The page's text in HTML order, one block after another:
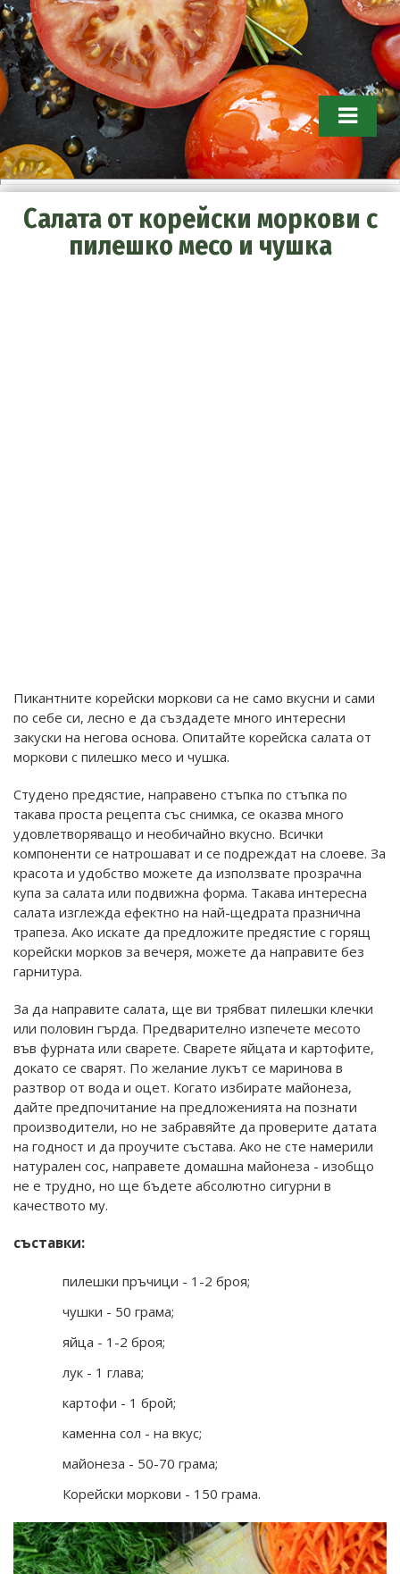
Tomathouse.com. Съвети за
градинари
Салата от корейски моркови с
пилешко месо и чушка
Пикантните корейски моркови са не само вкусни и сами
по себе си, лесно е да създадете много интересни
закуски на негова основа. Опитайте корейска салата от
моркови с пилешко месо и чушка.
Студено предястие, направено стъпка по стъпка по
такава проста рецепта със снимка, се оказва много
удовлетворяващо и необичайно вкусно. Всички
компоненти се натрошават и се подреждат на слоеве. За
красота и удобство можете да използвате прозрачна
купа за салата или подвижна форма. Такава интересна
салата изглежда ефектно на най-щедрата празнична
трапеза. Ако искате да предложите предястие с горящ
корейски морков за вечеря, можете да направите без
гарнитура.
За да направите салата, ще ви трябват пилешки клечки
или половин гърда. Предварително изпечете месото
във фурната или сварете. Сварете яйцата и картофите,
докато се сварят. По желание лукът се маринова в
разтвор от вода и оцет. Когато избирате майонеза,
дайте предпочитание на предложенията на познати
производители, но не забравяйте да проверите датата
на годност и да проучите състава. Ако не сте намерили
натурален сос, направете домашна майонеза - изобщо
не е трудно, но ще бъдете абсолютно сигурни в
качеството му.
съставки:
пилешки пръчици - 1-2 броя;
чушки - 50 грама;
яйца - 1-2 броя;
лук - 1 глава;
картофи - 1 брой;
каменна сол - на вкус;
майонеза - 50-70 грама;
Корейски моркови - 150 грама.